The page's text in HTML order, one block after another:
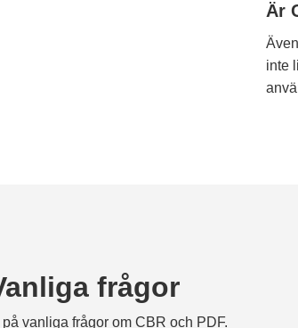
Är
inte
frågor
på vanliga frågor om CBR och PDF.